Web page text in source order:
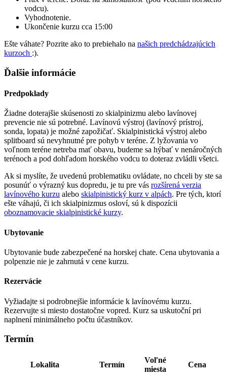
vodcu).
Vyhodnotenie.
Ukončenie kurzu cca 15:00
Ešte váhate? Pozrite ako to prebiehalo na našich predchádzajúcich
kurzoch :).
Ďalšie informácie
Predpoklady
Žiadne doterajšie skúsenosti zo skialpinizmu alebo lavínovej
prevencie nie sú potrebné. Lavínovú výstroj (lavínový prístroj,
sonda, lopata) je možné zapožičať. Skialpinistická výstroj alebo
splitboard sú nevyhnutné pre pohyb v teréne. Z lyžovania vo
voľnom teréne netreba mať obavu, budeme sa hýbať v nenáročných
terénoch a pod dohľadom horského vodcu to doteraz zvládli všetci.
Ak si myslíte, že uvedenú problematiku ovládate, no chceli by ste sa
posunúť o výrazný kus dopredu, je tu pre vás rozšírená verzia
lavínového kurzu alebo skialpinistický kurz v alpách. Pre tých, ktorí
ešte váhajú, či ich skialpinizmus osloví, sú k dispozícii
oboznamovacie skialpinistické kurzy.
Ubytovanie
Ubytovanie bude zabezpečené na horskej chate. Cena ubytovania a
polpenzie nie je zahrnutá v cene kurzu.
Rezervácie
Vyžiadajte si podrobnejšie informácie k lavínovému kurzu.
Rezervujte si miesto dostatočne vopred. Kurz sa uskutoční pri
naplnení minimálneho počtu účastníkov.
Termín
Lokalita Termín
Voľné
miesta
Cena